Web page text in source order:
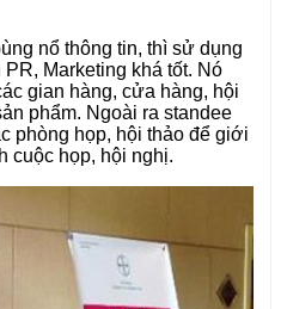
nổ thông tin, thì sử dụng
Marketing khá tốt. Nó
gian hàng, cửa hàng, hội
phẩm. Ngoài ra standee
phòng họp, hội thảo để giới
cuộc họp, hội nghị.